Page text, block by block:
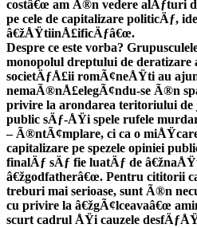
costâ€œ am Ã®n vedere alÄƒturi
pe cele de capitalizare politicÄƒ,
â€žÅŸtiinÅ£ificÄƒâ€œ.
Despre ce este vorba?
monopolul dreptului de deratizare
societÄƒÅ£ii romÃ¢neÅŸti au
nemaÃ®nÅ£elegÃ¢ndu-se Ã®n
privire la arondarea teritoriului
public sÄƒ-ÅŸi spele rufele
– Ã®ntÃ¢mplare, ci ca o
capitalizare pe spezele opiniei
finalÄƒ sÄƒ fie luatÄƒ de
â€žgodfatherâ€œ. Pentru cititorii
treburi mai serioase, sunt Ã®n
cu privire la â€žgÃ¢lceavaâ€œ
scurt cadrul ÅŸi cauzele